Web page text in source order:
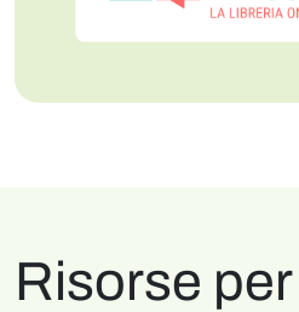
Risorse per